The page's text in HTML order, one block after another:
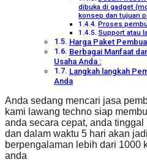
dibuka di gadget
konsep dan tujuan
Proses
Support atau
Harga Paket
Berbagai Manfaat
Usaha Anda :
Langkah langkah
Anda
Anda sedang mencari jasa
kami lawang techno siap
anda secara cepat, anda
dan dalam waktu 5 hari akan
berpengalaman lebih dari 1000
anda